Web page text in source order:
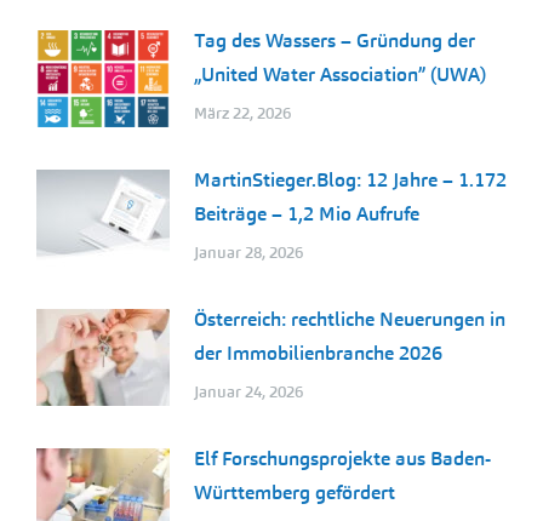
Tag des Wassers – Gründung der
„United Water Association” (UWA)
März 22, 2026
MartinStieger.Blog: 12 Jahre – 1.172
Beiträge – 1,2 Mio Aufrufe
Januar 28, 2026
Österreich: rechtliche Neuerungen in
der Immobilienbranche 2026
Januar 24, 2026
Elf Forschungsprojekte aus Baden-
Württemberg gefördert